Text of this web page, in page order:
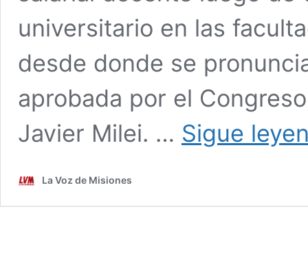
universitario en las
desde donde se
aprobada por el
Javier Milei. … Sigue
La Voz de Misiones